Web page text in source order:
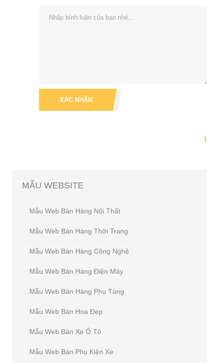
XÁC NHẬN
MẪU WEBSITE
Mẫu Web Bán Hàng Nội Thất
Mẫu Web Bán Hàng Thời Trang
Mẫu Web Bán Hàng Công Nghệ
Mẫu Web Bán Hàng Điện Máy
Mẫu Web Bán Hàng Phụ Tùng
Mẫu Web Bán Hoa Đẹp
Mẫu Web Bán Xe Ô Tô
Mẫu Web Bán Phụ Kiện Xe